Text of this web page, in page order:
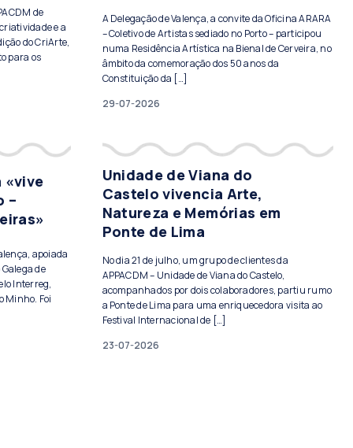
de
e a
do CriArte,
para os
A Delegação de Valença, a convite da Oficina ARARA
– Coletivo de Artistas sediado no Porto – participou
numa Residência Artística na Bienal de Cerveira, no
âmbito da comemoração dos 50 anos da
Constituição da […]
29-07-2026
«vive
–
apoiada
de
Interreg,
Minho. Foi
Unidade de Viana do
Castelo vivencia Arte,
Natureza e Memórias em
Ponte de Lima
No dia 21 de julho, um grupo de clientes da
APPACDM – Unidade de Viana do Castelo,
acompanhados por dois colaboradores, partiu rumo
a Ponte de Lima para uma enriquecedora visita ao
Festival Internacional de […]
23-07-2026